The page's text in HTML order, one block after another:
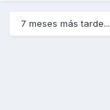
7 meses más tarde...